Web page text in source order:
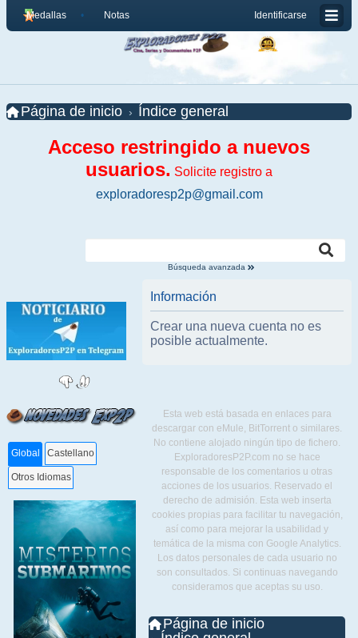
Identificarse
Medallas Notas
Página de inicio Índice general
Acceso restringido a nuevos
usuarios. Solicite registro a
exploradoresp2p@gmail.com
Búsqueda avanzada
Global Castellano
Otros Idiomas
Información
Crear una nueva cuenta no es
posible actualmente.
Esta web está basada en enlaces para
descargar con eMule, BitTorrent o similares.
No contiene alojado ningún tipo de fichero.
ExploradoresP2P.com no se hace
responsable de los comentarios u otras
acciones de los usuarios. Reservado el
derecho de admisión. Esta web inserta
cookies propias para facilitar tu navegación,
así como para mejorar la usabilidad y
temática de la misma con Google Analytics.
Los datos personales de cada usuario no
son consultados. Si continuas navegando
consideramos que aceptas su uso.
Página de inicio